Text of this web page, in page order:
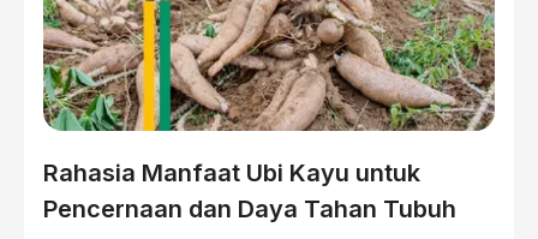
Rahasia Manfaat Ubi Kayu untuk
Pencernaan dan Daya Tahan Tubuh